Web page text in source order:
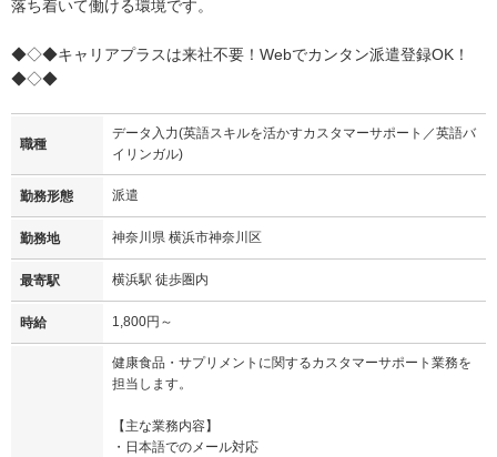
落ち着いて働ける環境です。
◆◇◆キャリアプラスは来社不要！Webでカンタン派遣登録OK！
◆◇◆
職種
データ入力(英語スキルを活かすカスタマーサポート／英語バ
イリンガル)
勤務形態 派遣
勤務地 神奈川県 横浜市神奈川区
最寄駅 横浜駅 徒歩圏内
時給 1,800円～
健康食品・サプリメントに関するカスタマーサポート業務を
担当します。
【主な業務内容】
・日本語でのメール対応